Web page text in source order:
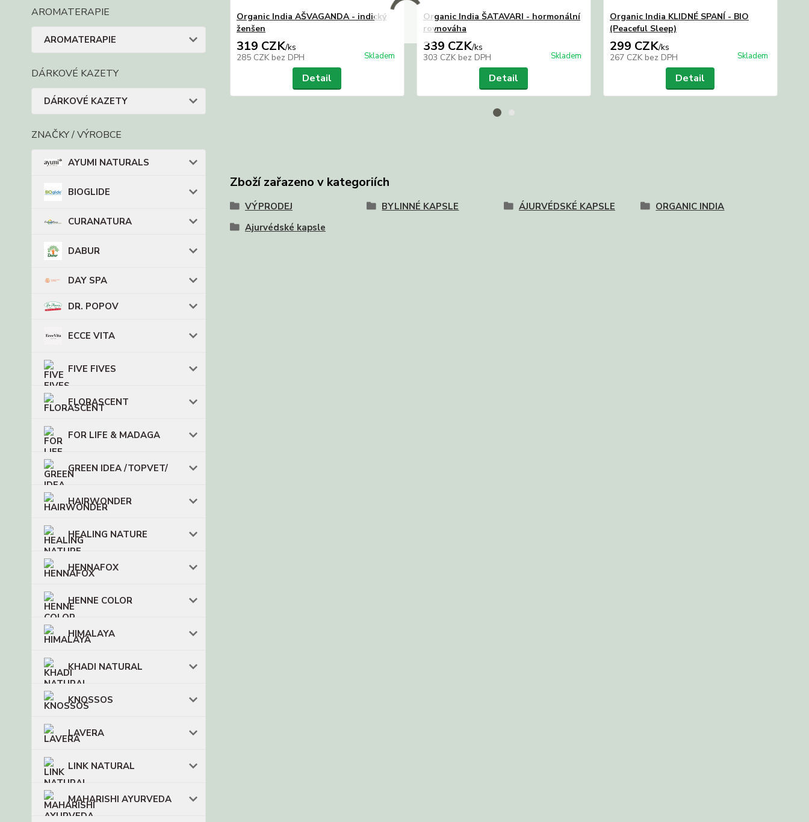
AROMATERAPIE
AROMATERAPIE
DÁRKOVÉ KAZETY
DÁRKOVÉ KAZETY
ZNAČKY / VÝROBCE
AYUMI NATURALS
BIOGLIDE
CURANATURA
DABUR
DAY SPA
DR. POPOV
ECCE VITA
FIVE FIVES
FLORASCENT
FOR LIFE & MADAGA
GREEN IDEA /TOPVET/
HAIRWONDER
HEALING NATURE
HENNAFOX
HENNE COLOR
HIMALAYA
KHADI NATURAL
KNOSSOS
LAVERA
LINK NATURAL
MAHARISHI AYURVEDA
Organic India AŠVAGANDA - indický
ženšen
319 CZK/ks
285 CZK bez DPH Skladem
Detail
Organic India ŠATAVARI - hormonální
rovnováha
339 CZK/ks
303 CZK bez DPH Skladem
Detail
Organic India KLIDNÉ SPANÍ - BIO
(Peaceful Sleep)
299 CZK/ks
267 CZK bez DPH Skladem
Detail
Zboží zařazeno v kategoriích
VÝPRODEJ BYLINNÉ KAPSLE ÁJURVÉDSKÉ KAPSLE
ORGANIC INDIA
Ajurvédské kapsle